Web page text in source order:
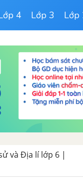
4 Lớp 3 Lớp
và Địa lí lớp 6 |